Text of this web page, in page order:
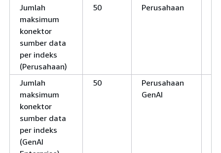
Jumlah
maksimum
konektor
sumber data
per indeks
(Perusahaan)
50 Perusahaan
Jumlah
maksimum
konektor
sumber data
per indeks
(GenAI
50
Perusahaan
GenAI